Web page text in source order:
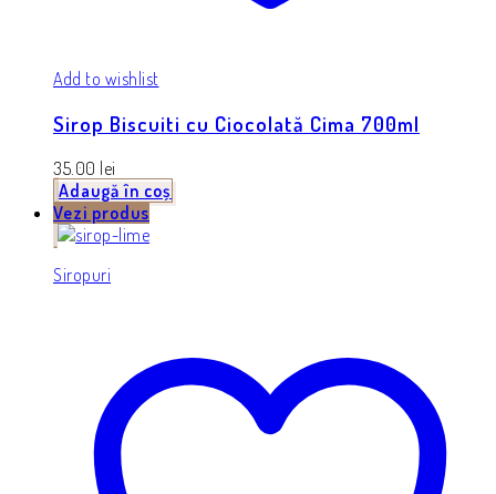
Add to wishlist
Sirop Biscuiti cu Ciocolată Cima 700ml
35.00 lei
Adaugă în coș
Vezi produs
Siropuri